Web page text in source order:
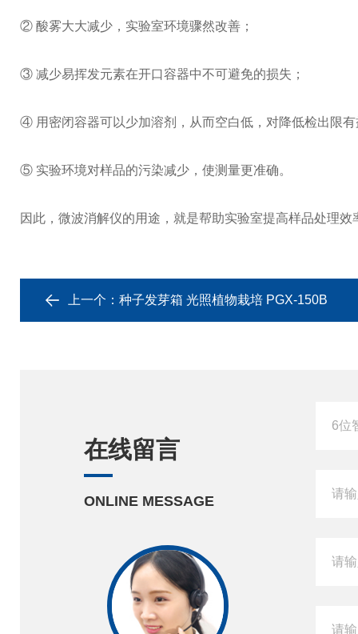
② 酸雾大大减少，实验室环境骤然改善；
③ 减少易挥发元素在开口容器中不可避免的损失；
④ 用密闭容器可以少加溶剂，从而空白低，对降低检出限
⑤ 实验环境对样品的污染减少，使测量更准确。
因此，微波消解仪的用途，就是帮助实验室提高样品处理
上一个： 种子发芽箱 光照植物栽培 PGX-150B
在线留言
ONLINE MESSAGE